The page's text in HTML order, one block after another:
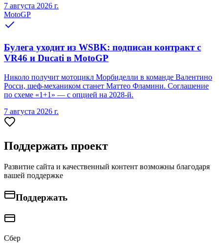
7 августа 2026 г.
MotoGP
Булега уходит из WSBK: подписан контракт с
VR46 и Ducati в MotoGP
Николо получит мотоцикл Морбиделли в команде Валентино
Росси, шеф-механиком станет Маттео Фламини. Соглашение
по схеме «1+1» — с опцией на 2028-й.
7 августа 2026 г.
Поддержать проект
Развитие сайта и качественный контент возможны благодаря
вашей поддержке
Поддержать
Сбер